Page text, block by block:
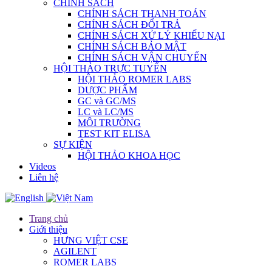
CHÍNH SÁCH
CHÍNH SÁCH THANH TOÁN
CHÍNH SÁCH ĐỔI TRẢ
CHÍNH SÁCH XỬ LÝ KHIẾU NẠI
CHÍNH SÁCH BẢO MẬT
CHÍNH SÁCH VẬN CHUYỂN
HỘI THẢO TRỰC TUYẾN
HỘI THẢO ROMER LABS
DƯỢC PHẨM
GC và GC/MS
LC và LC/MS
MÔI TRƯỜNG
TEST KIT ELISA
SỰ KIỆN
HỘI THẢO KHOA HỌC
Videos
Liên hệ
Trang chủ
Giới thiệu
HƯNG VIỆT CSE
AGILENT
ROMER LABS